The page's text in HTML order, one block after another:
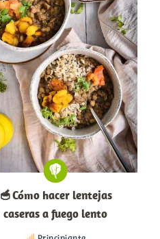
🥣 Cómo hacer lentejas
caseras a fuego lento